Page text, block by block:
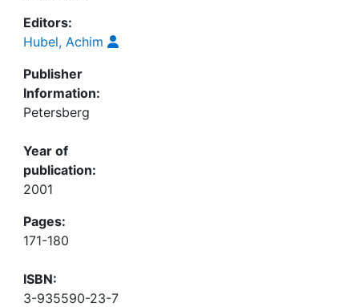
Editors:
Hubel, Achim
Publisher
Information:
Petersberg
Year of
publication:
2001
Pages:
171-180
ISBN:
3-935590-23-7